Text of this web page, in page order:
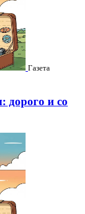
Газета
дорого и со